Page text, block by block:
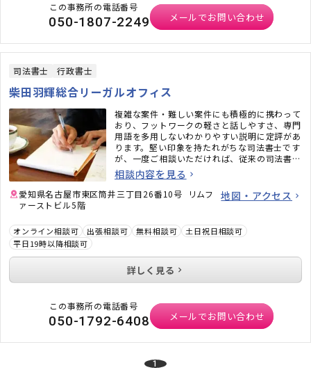
この事務所の電話番号
050-1807-2249 メールでお問い合わせ
司法書士 行政書士
柴田羽輝総合リーガルオフィス
複雑な案件・難しい案件にも積極的に携わって
おり、フットワークの軽さと話しやすさ、専門
用語を多用しないわかりやすい説明に定評があ
ります。堅い印象を持たれがちな司法書士です
が、一度ご相談いただければ、従来の司法書士
のイメージがガラッと変わるかと思います。ど
うぞお気軽にご相談ください。
相談内容を見る
愛知県名古屋市東区筒井三丁目26番10号 リムフ
ァーストビル5階
地図・アクセス
オンライン相談可 出張相談可 無料相談可
土日祝日相談可
平日19時以降相談可
詳しく見る
この事務所の電話番号
050-1792-6408 メールでお問い合わせ
1